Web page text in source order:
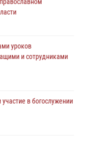
уроков
и сотрудниками
государственных
уроков
и сотрудниками
в богослужении